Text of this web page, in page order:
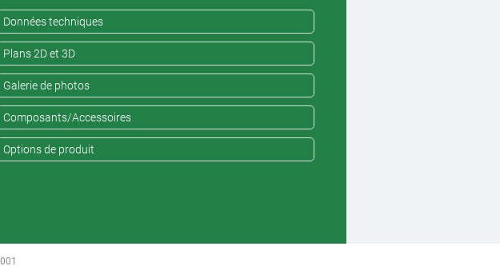
Données techniques
Plans 2D et 3D
Galerie de photos
Composants/Accessoires
Options de produit